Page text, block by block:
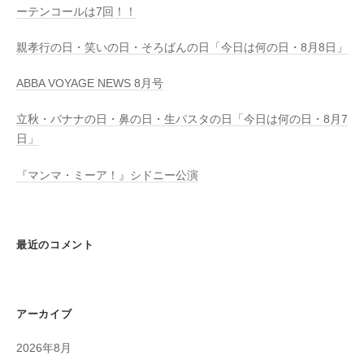
ーテンコールは7回！！
親孝行の日・笑いの日・そろばんの日「今日は何の日・8月8日」
ABBA VOYAGE NEWS 8月号
立秋・バナナの日・鼻の日・生パスタの日「今日は何の日・8月7
日」
『マンマ・ミーア！』シドニー公演
最近のコメント
アーカイブ
2026年8月